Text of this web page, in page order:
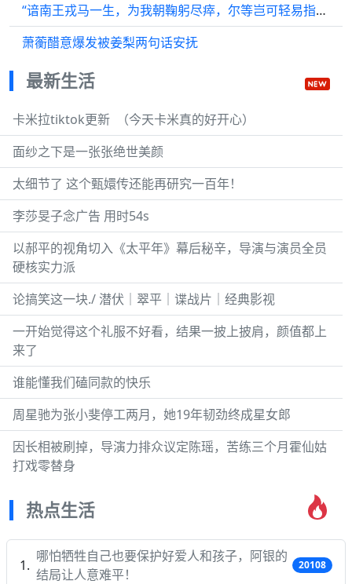
“谙南王戎马一生，为我朝鞠躬尽瘁，尔等岂可轻易指摘”
萧蘅醋意爆发被姜梨两句话安抚
最新生活
卡米拉tiktok更新 ​​​​ （今天卡米真的好开心）
面纱之下是一张张绝世美颜
太细节了 这个甄嬛传还能再研究一百年！
李莎旻子念广告 用时54s
以郝平的视角切入《太平年》幕后秘辛，导演与演员全员
硬核实力派
论搞笑这一块./ 潜伏｜翠平｜谍战片｜经典影视
一开始觉得这个礼服不好看，结果一披上披肩，颜值都上
来了
谁能懂我们磕同款的快乐
周星驰为张小斐停工两月，她19年韧劲终成星女郎
因长相被刷掉，导演力排众议定陈瑶，苦练三个月霍仙姑
打戏零替身
热点生活
哪怕牺牲自己也要保护好爱人和孩子，阿银的
结局让人意难平！
20108